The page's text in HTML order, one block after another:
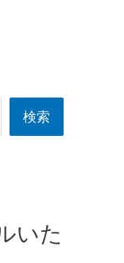
検索
いた